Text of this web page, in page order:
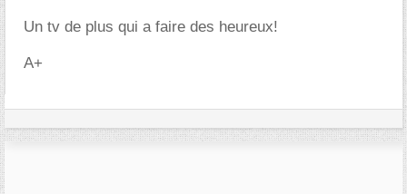
Un tv de plus qui a faire des heureux!
A+